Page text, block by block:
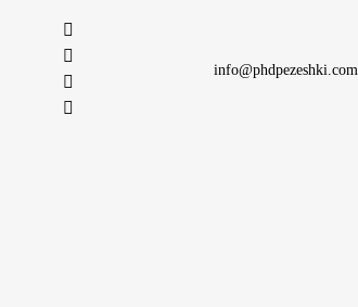
info@phdpezeshki.com